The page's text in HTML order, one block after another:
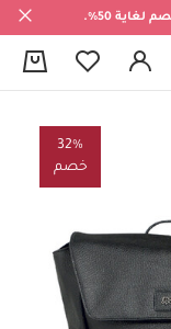
50%.
32%
خصم